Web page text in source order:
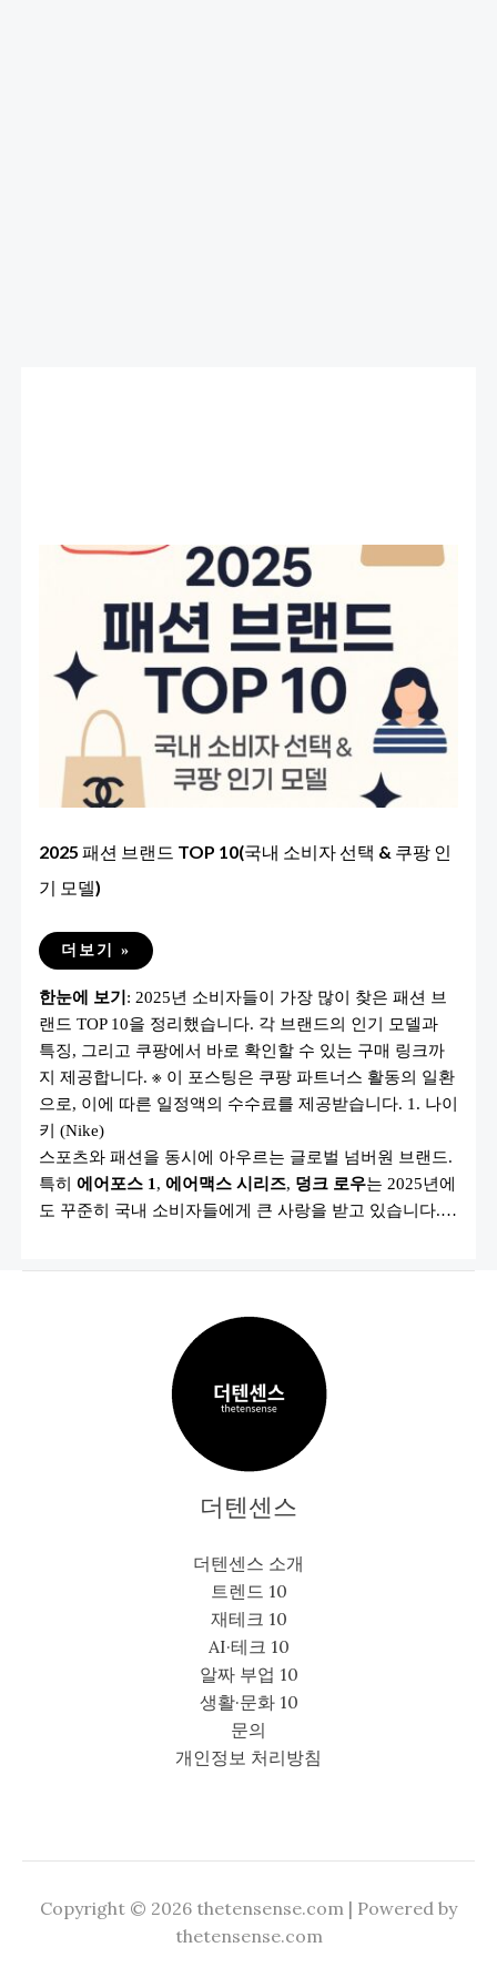
2025 패션 브랜드 TOP 10(국내 소비자 선택 & 쿠팡 인
기 모델)
2025
브
랜
드
TOP
10(국
내
소
비
선
택
&
쿠
팡
인
더보기 »
한눈에 보기: 2025년 소비자들이 가장 많이 찾은 패션 브
랜드 TOP 10을 정리했습니다. 각 브랜드의 인기 모델과
특징, 그리고 쿠팡에서 바로 확인할 수 있는 구매 링크까
지 제공합니다. ※ 이 포스팅은 쿠팡 파트너스 활동의 일환
으로, 이에 따른 일정액의 수수료를 제공받습니다. 1. 나이
키 (Nike)
스포츠와 패션을 동시에 아우르는 글로벌 넘버원 브랜드.
특히 에어포스 1 , 에어맥스 시리즈, 덩크 로우는 2025년에
도 꾸준히 국내 소비자들에게 큰 사랑을 받고 있습니다.…
더텐센스
더텐센스 소개
트렌드 10
재테크 10
AI·테크 10
알짜 부업 10
생활·문화 10
문의
개인정보 처리방침
Copyright © 2026 thetensense.com | Powered by
thetensense.com